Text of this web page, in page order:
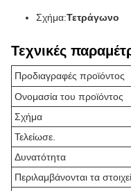
Σχήμα:Τετράγωνο
Τεχνικές
Προδιαγραφές προϊόντος
Ονομασία του προϊόντος
Σχήμα
Τελείωσε.
Δυνατότητα
Περιλαμβάνονται τα